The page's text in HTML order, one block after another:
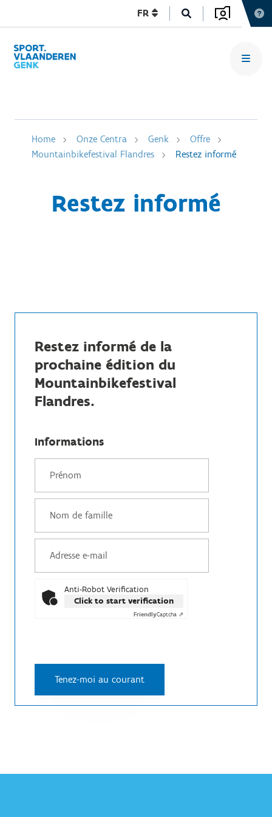
FR
Home Onze Centra Genk
Offre
Mountainbikefestival Flandres
Restez informé
Restez informé
Restez informé de la
prochaine édition du
Mountainbikefestival
Flandres.
Informations
Anti-Robot Verification
Click to start verification
FriendlyCaptcha ⇗